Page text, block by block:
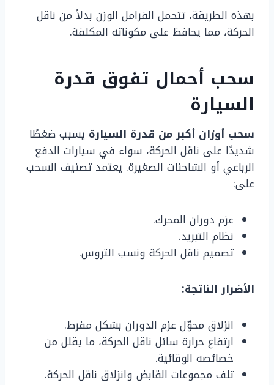
بهذه الطريقة، تتحمل الفرامل الوزن بدلاً من ناقل
الحركة، مما يحافظ على مكوناته المكلفة.
سحب أحمال تفوق قدرة
السيارة
سحب أوزان أكبر من قدرة السيارة يسبب ضغطًا
شديدًا على ناقل الحركة، سواء في سيارات الدفع
الرباعي أو الشاحنات الصغيرة. يعتمد تصنيف السحب
على:
عزم دوران المحرك.
نظام التبريد.
تصميم ناقل الحركة ونسب التروس.
الأضرار الناتجة:
انزلاق محوّل عزم الدوران بشكل مفرط.
ارتفاع حرارة سائل ناقل الحركة، ما يقلل من
خصائصه الوقائية.
تلف مجموعات القابض وانزلاق ناقل الحركة.